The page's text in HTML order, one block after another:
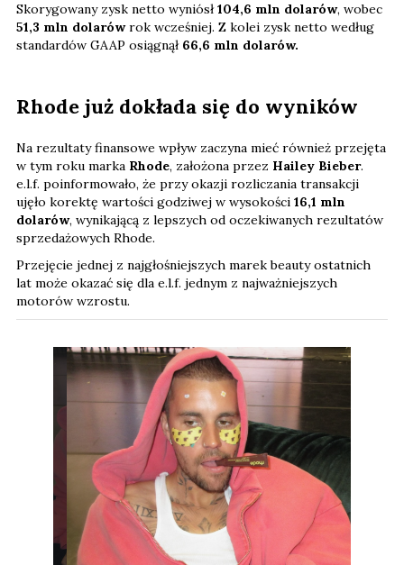
Skorygowany zysk netto wyniósł104,6 mln dolarów, wobec
51,3 mln dolarówrok wcześniej. Z kolei zysk netto według
standardów GAAP osiągnął 66,6 mln dolarów.
Rhode już dokłada się do wyników
Na rezultaty finansowe wpływ zaczyna mieć również przejęta
w tym roku marka Rhode, założona przez Hailey Bieber.
e.l.f. poinformowało, że przy okazji rozliczania transakcji
ujęło korektę wartości godziwej w wysokości 16,1 mln
dolarów, wynikającą z lepszych od oczekiwanych rezultatów
sprzedażowych Rhode.
Przejęcie jednej z najgłośniejszych marek beauty ostatnich
lat może okazać się dla e.l.f. jednym z najważniejszych
motorów wzrostu.